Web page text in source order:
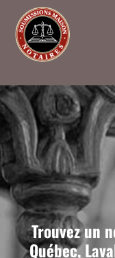
Trouvez un
Québec,